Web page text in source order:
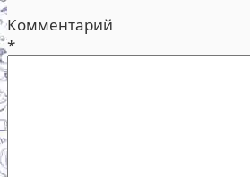
Комментарий
*